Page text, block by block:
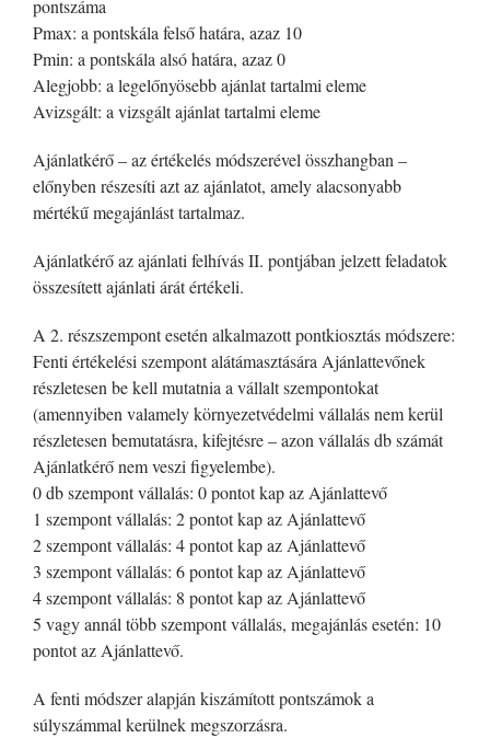
pontszáma
Pmax: a pontskála felső határa, azaz 10
Pmin: a pontskála alsó határa, azaz 0
Alegjobb: a legelőnyösebb ajánlat tartalmi eleme
Avizsgált: a vizsgált ajánlat tartalmi eleme
Ajánlatkérő – az értékelés módszerével összhangban –
előnyben részesíti azt az ajánlatot, amely alacsonyabb
mértékű megajánlást tartalmaz.
Ajánlatkérő az ajánlati felhívás II. pontjában jelzett feladatok
összesített ajánlati árát értékeli.
A 2. részszempont esetén alkalmazott pontkiosztás módszere:
Fenti értékelési szempont alátámasztására Ajánlattevőnek
részletesen be kell mutatnia a vállalt szempontokat
(amennyiben valamely környezetvédelmi vállalás nem kerül
részletesen bemutatásra, kifejtésre – azon vállalás db számát
Ajánlatkérő nem veszi figyelembe).
0 db szempont vállalás: 0 pontot kap az Ajánlattevő
1 szempont vállalás: 2 pontot kap az Ajánlattevő
2 szempont vállalás: 4 pontot kap az Ajánlattevő
3 szempont vállalás: 6 pontot kap az Ajánlattevő
4 szempont vállalás: 8 pontot kap az Ajánlattevő
5 vagy annál több szempont vállalás, megajánlás esetén: 10
pontot az Ajánlattevő.
A fenti módszer alapján kiszámított pontszámok a
súlyszámmal kerülnek megszorzásra.